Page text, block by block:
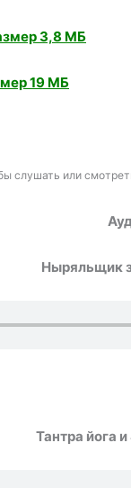
3,8 МБ
19 МБ
слушать или
Ныряльщик
Тантра йога